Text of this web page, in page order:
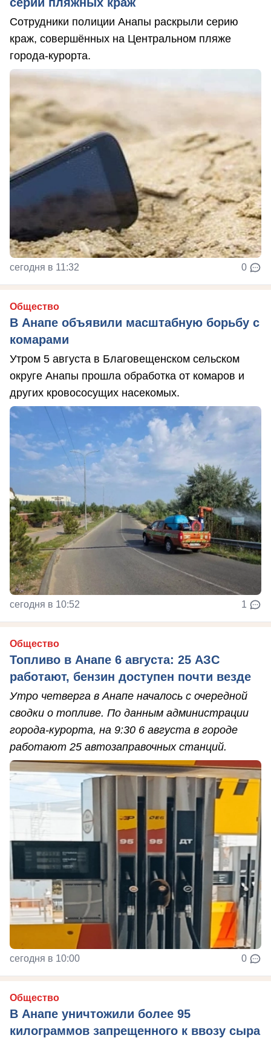
Сотрудники полиции Анапы раскрыли серию
краж, совершённых на Центральном пляже
города-курорта.
сегодня в 11:32 0
Общество
В Анапе объявили масштабную борьбу с
комарами
Утром 5 августа в Благовещенском сельском
округе Анапы прошла обработка от комаров и
других кровососущих насекомых.
сегодня в 10:52 1
Общество
Топливо в Анапе 6 августа: 25 АЗС
работают, бензин доступен почти везде
Утро четверга в Анапе началось с очередной
сводки о топливе. По данным администрации
города-курорта, на 9:30 6 августа в городе
работают 25 автозаправочных станций.
сегодня в 10:00 0
Общество
В Анапе уничтожили более 95
килограммов запрещенного к ввозу сыра